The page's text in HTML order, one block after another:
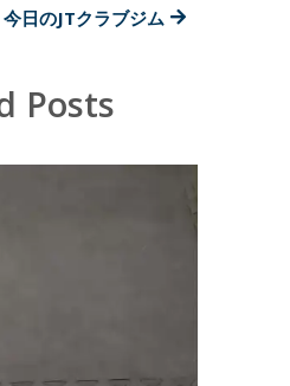
今日のJTクラブジム
Posts